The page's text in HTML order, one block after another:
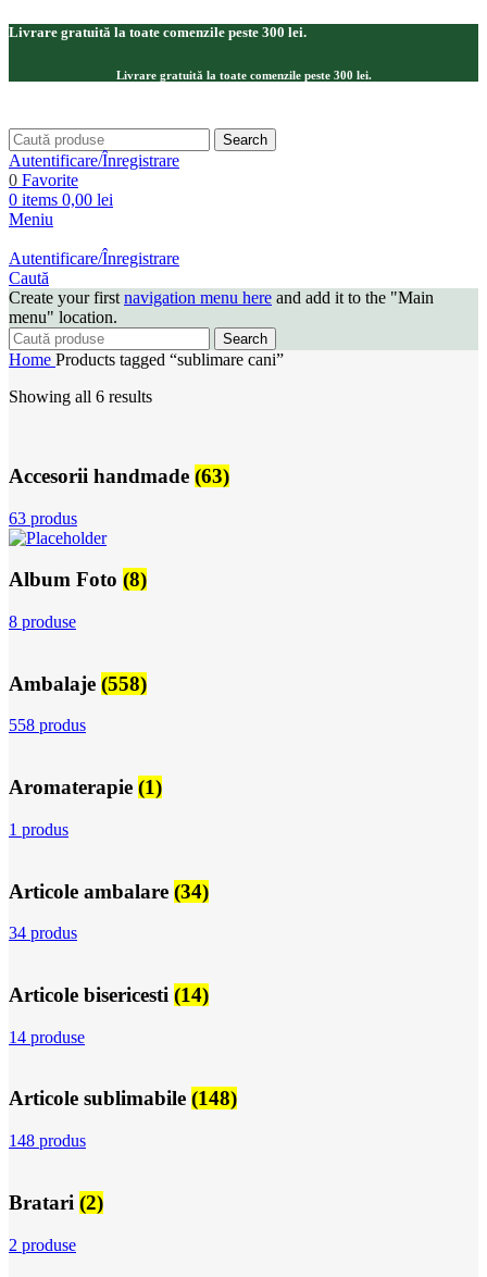
Livrare gratuită la toate comenzile peste 300 lei.
Livrare gratuită la toate comenzile peste 300 lei.
Search
Autentificare/Înregistrare
0 Favorite
0 items 0,00 lei
Meniu
Autentificare/Înregistrare
Caută
Create your first navigation menu here and add it to the "Main
menu" location.
Search
Home Products tagged “sublimare cani”
Showing all 6 results
Accesorii handmade (63)
63 produs
Album Foto (8)
8 produse
Ambalaje (558)
558 produs
Aromaterapie (1)
1 produs
Articole ambalare (34)
34 produs
Articole bisericesti (14)
14 produse
Articole sublimabile (148)
148 produs
Bratari (2)
2 produse